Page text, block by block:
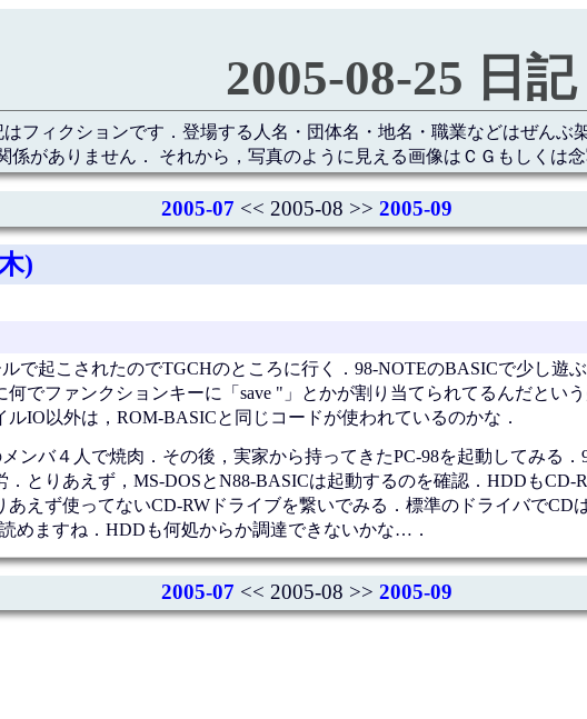
2005-08-25 日記
はフィクションです．登場する人名・団体名・地名・職業などはぜんぶ
係がありません． それから，写真のように見える画像はＣＧもしくは念
2005-07 << 2005-08 >> 2005-09
)
で起こされたのでTGCHのところに行く．98-NOTEのBASICで少し遊
何でファンクションキーに「save "」とかが割り当てられてるんだとい
ルIO以外は，ROM-BASICと同じコードが使われているのかな．
ンバ４人で焼肉．その後，実家から持ってきたPC-98を起動してみる．
．とりあえず，MS-DOSとN88-BASICは起動するのを確認．HDDもCD-
あえず使ってないCD-RWドライブを繋いでみる．標準のドライバでCD
めますね．HDDも何処からか調達できないかな…．
2005-07 << 2005-08 >> 2005-09